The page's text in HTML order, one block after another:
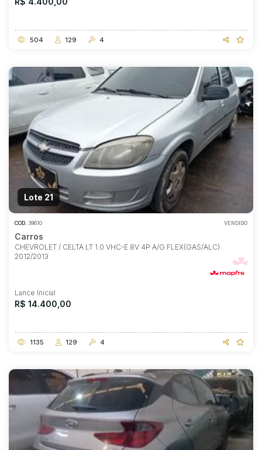
504 129 4
Lote 21
COD. 39610 VENDIDO
Carros
CHEVROLET / CELTA LT 1.0 VHC-E 8V 4P A/G FLEX(GAS/ALC)
2012/2013
Lance Inicial
R$ 14.400,00
1135 129 4